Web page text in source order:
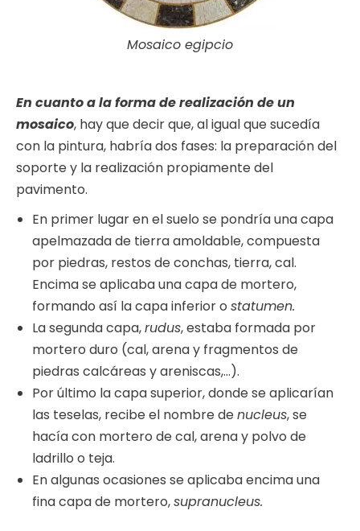
Mosaico egipcio
En cuanto a la forma de realización de un
mosaico, hay que decir que, al igual que sucedía
con la pintura, habría dos fases: la preparación del
soporte y la realización propiamente del
pavimento.
En primer lugar en el suelo se pondría una capa
apelmazada de tierra amoldable, compuesta
por piedras, restos de conchas, tierra, cal.
Encima se aplicaba una capa de mortero,
formando así la capa inferior o statumen.
La segunda capa,rudus, estaba formada por
mortero duro (cal, arena y fragmentos de
piedras calcáreas y areniscas,…).
Por último la capa superior, donde se aplicarían
las teselas, recibe el nombre denucleus, se
hacía con mortero de cal, arena y polvo de
ladrillo o teja.
En algunas ocasiones se aplicaba encima una
fina capa de mortero,supranucleus.